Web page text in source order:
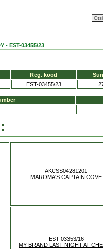
- EST-03455/23
Reg. kood
EST-03455/23
AKCSS04281201
MAROMA'S CAPTAIN COVE
EST-03353/16
MY BRAND LAST NIGHT AT